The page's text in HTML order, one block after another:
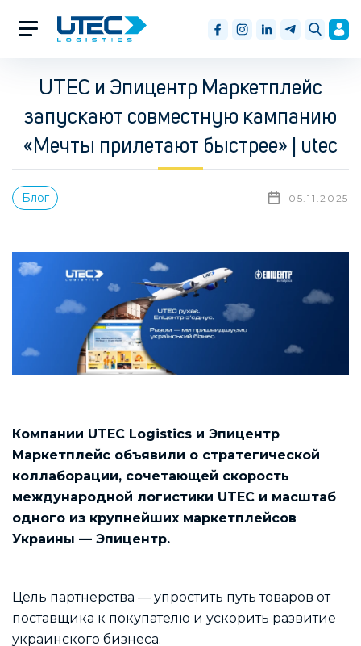
UTEC и Эпицентр Маркетплейс
запускают совместную кампанию
«Мечты прилетают быстрее» | utec
Блог 05.11.2025
Компании UTEC Logistics и Эпицентр
Маркетплейс объявили о стратегической
коллаборации, сочетающей скорость
международной логистики UTEC и масштаб
одного из крупнейших маркетплейсов
Украины — Эпицентр.
Цель партнерства — упростить путь товаров от
поставщика к покупателю и ускорить развитие
украинского бизнеса.